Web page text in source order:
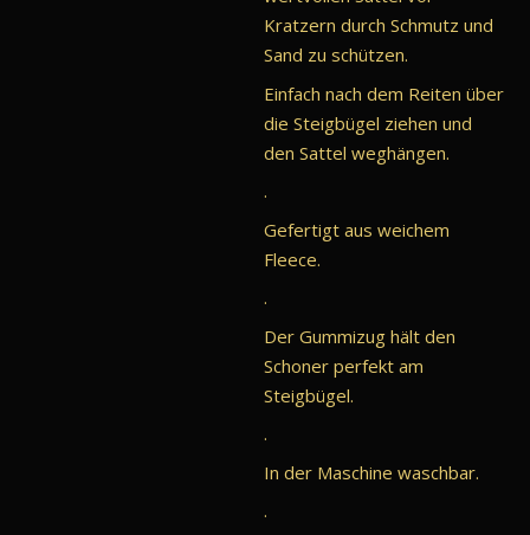
Kratzern durch Schmutz und
Sand zu schützen.
Einfach nach dem Reiten über
die Steigbügel ziehen und
den Sattel weghängen.
.
Gefertigt aus weichem
Fleece.
.
Der Gummizug hält den
Schoner perfekt am
Steigbügel.
.
In der Maschine waschbar.
.